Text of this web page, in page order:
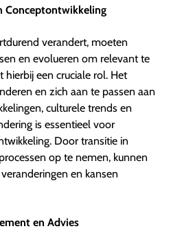
Conceptontwikkeling
verandert, moeten
en evolueren om relevant te
hierbij een cruciale rol. Het
en zich aan te passen aan
culturele trends en
is essentieel voor
Door transitie in
op te nemen, kunnen
en kansen
en Advies